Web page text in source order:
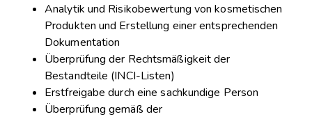
Analytik und Risikobewertung von kosmetischen
Produkten und Erstellung einer entsprechenden
Dokumentation
Überprüfung der Rechtsmäßigkeit der
Bestandteile (INCI-Listen)
Erstfreigabe durch eine sachkundige Person
Überprüfung gemäß der